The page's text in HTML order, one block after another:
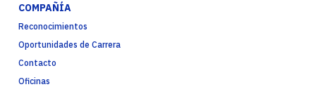
COMPAÑÍA
Reconocimientos
Oportunidades de Carrera
Contacto
Oficinas